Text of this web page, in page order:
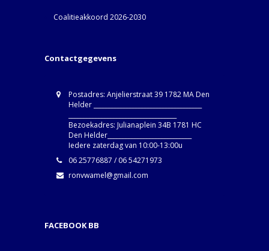
Coalitieakkoord 2026-2030
Contactgegevens
Postadres: Anjelierstraat 39 1782 MA Den
Helder ____________________________________
Bezoekadres: Julianaplein 34B 1781 HC
Den Helder____________________________
Iedere zaterdag van 10:00-13:00u
06 25776887 / 06 54271973
ronvwamel@gmail.com
FACEBOOK BB